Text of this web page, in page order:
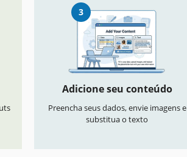
3
Adicione seu conteúdo
Preencha seus dados, envie imagens e
substitua o texto